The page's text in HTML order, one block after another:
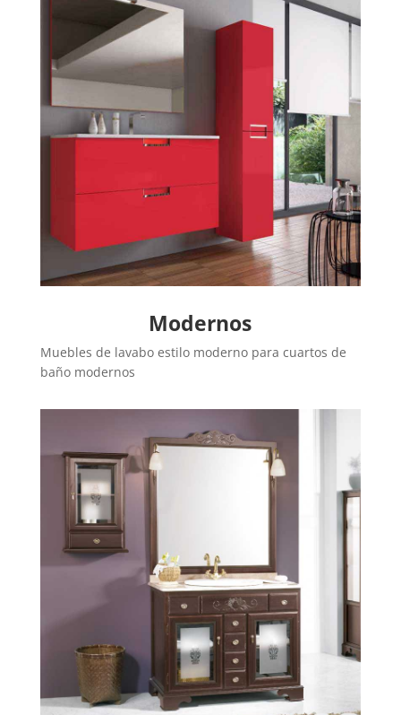
Modernos
Muebles de lavabo estilo moderno para cuartos de
baño modernos